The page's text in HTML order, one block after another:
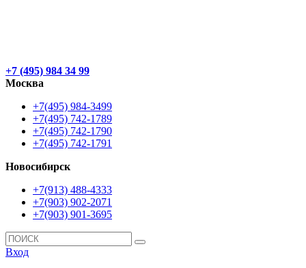
+7 (495) 984 34 99
Москва
+7(495) 984-3499
+7(495) 742-1789
+7(495) 742-1790
+7(495) 742-1791
Новосибирск
+7(913) 488-4333
+7(903) 902-2071
+7(903) 901-3695
Вход